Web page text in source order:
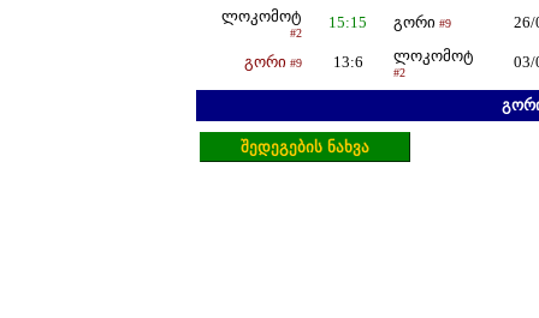
ლოკომოტ
#2
15:15 გორი #9 26/
გორი #9 13:6 ლოკომოტ
#2
03/
შედეგების ნახვა